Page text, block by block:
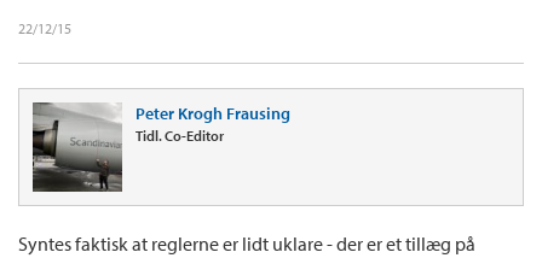
22/12/15
Peter Krogh Frausing
Tidl. Co-Editor
Syntes faktisk at reglerne er lidt uklare - der er et tillæg på